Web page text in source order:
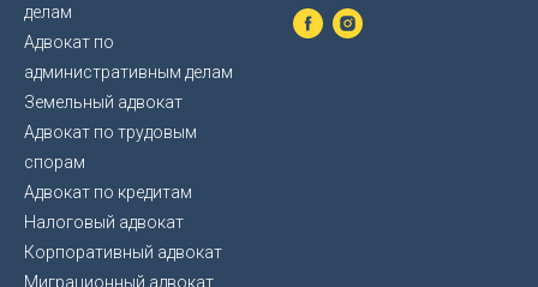
делам
Адвокат по
административным делам
Земельный адвокат
Адвокат по трудовым
спорам
Адвокат по кредитам
Налоговый адвокат
Корпоративный адвокат
Миграционный адвокат